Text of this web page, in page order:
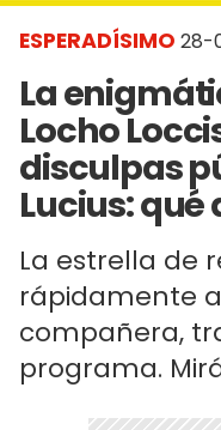
ESPERADÍSIMO 28-
La
Locho
disculpas
Lucius: qué
La estrella de
rápidamente
compañera,
programa.